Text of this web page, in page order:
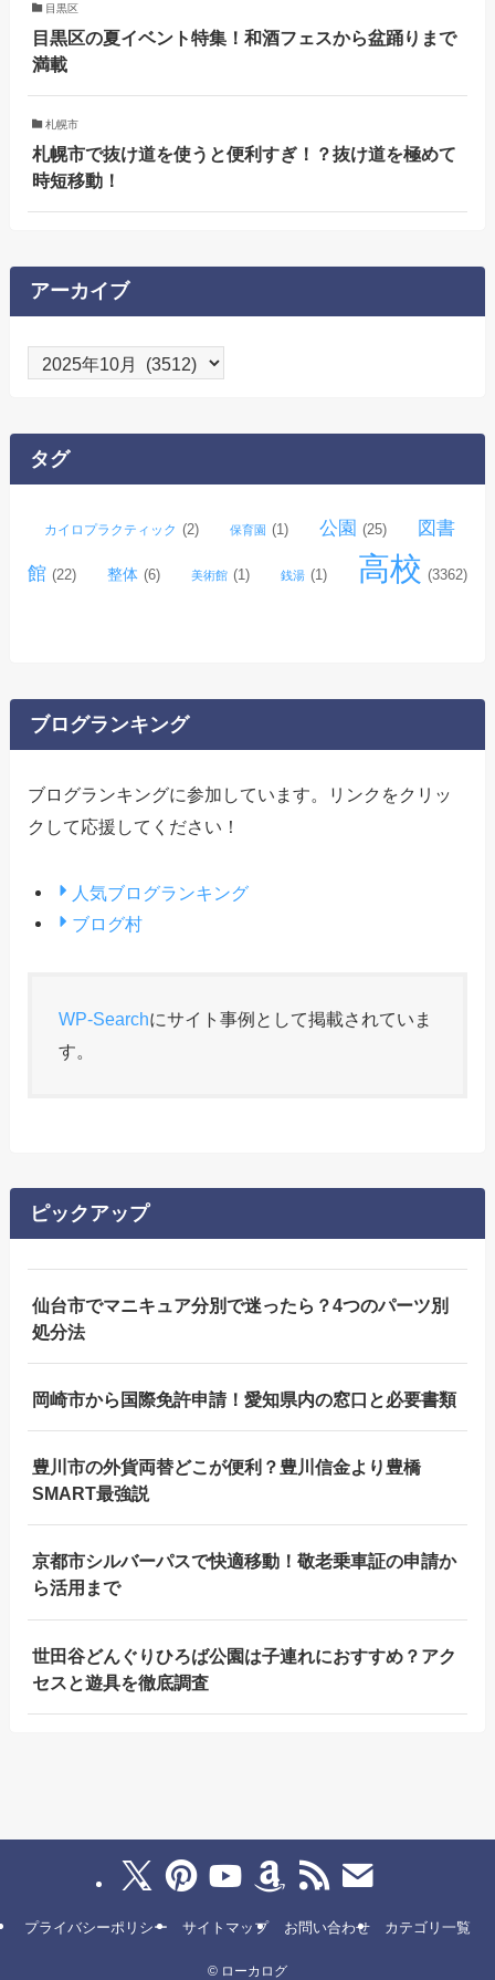
目黒区
目黒区の夏イベント特集！和酒フェスから盆踊りまで
満載
札幌市
札幌市で抜け道を使うと便利すぎ！？抜け道を極めて
時短移動！
アーカイブ
ア
ー
ブ
タグ
カイロプラクティック (2) 保育園 (1) 公園 (25) 図書
館 (22) 整体 (6) 美術館 (1) 銭湯 (1) 高校 (3362)
ブログランキング
ブログランキングに参加しています。リンクをクリッ
クして応援してください！
人気ブログランキング
ブログ村
WP-Searchにサイト事例として掲載されていま
す。
ピックアップ
仙台市でマニキュア分別で迷ったら？4つのパーツ別
処分法
岡崎市から国際免許申請！愛知県内の窓口と必要書類
豊川市の外貨両替どこが便利？豊川信金より豊橋
SMART最強説
京都市シルバーパスで快適移動！敬老乗車証の申請か
ら活用まで
世田谷どんぐりひろば公園は子連れにおすすめ？アク
セスと遊具を徹底調査
プライバシーポリシー サイトマップ お問い合わせ カテゴリ一覧
© ローカログ